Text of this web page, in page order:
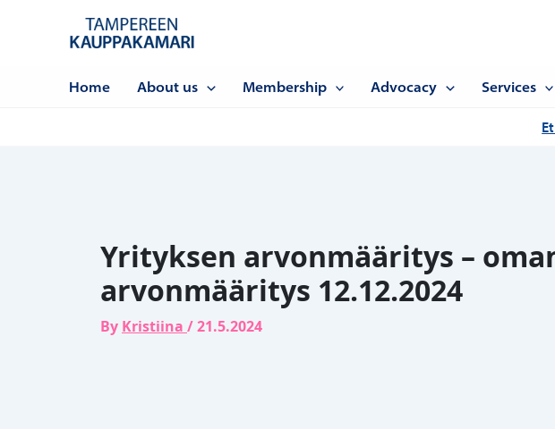
Home About us Membership Advocacy Services
Yrityksen arvonmääritys –
arvonmääritys 12.12.2024
By Kristiina /21.5.2024